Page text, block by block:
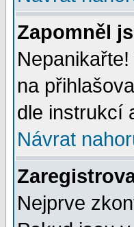
Zapomněl
na
dle instrukcí
Návrat
Nejprve